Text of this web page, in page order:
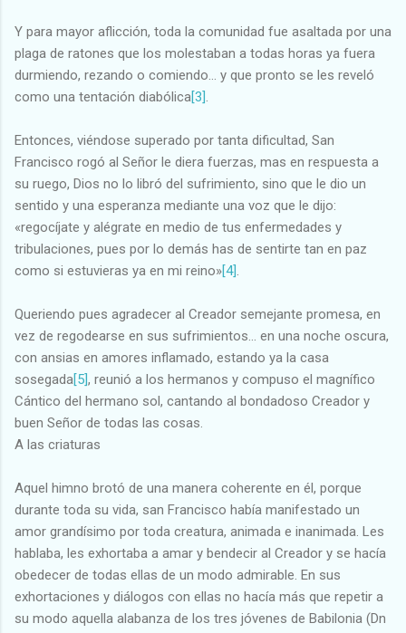
Y para mayor aflicción, toda la comunidad fue asaltada por una
plaga de ratones que los molestaban a todas horas ya fuera
durmiendo, rezando o comiendo… y que pronto se les reveló
como una tentación diabólica[3]
Entonces, viéndose superado por tanta dificultad, San
Francisco rogó al Señor le diera fuerzas, mas en respuesta a
su ruego, Dios no lo libró del sufrimiento, sino que le dio un
sentido y una esperanza mediante una voz que le dijo:
«regocíjate y alégrate en medio de tus enfermedades y
tribulaciones, pues por lo demás has de sentirte tan en paz
como si estuvieras ya en mi reino»[4]
Queriendo pues agradecer al Creador semejante promesa, en
vez de regodearse en sus sufrimientos... en una noche oscura,
con ansias en amores inflamado, estando ya la casa
sosegada[5], reunió a los hermanos y compuso el magnífico
Cántico del hermano sol, cantando al bondadoso Creador y
buen Señor de todas las cosas.
A las criaturas
Aquel himno brotó de una manera coherente en él, porque
durante toda su vida, san Francisco había manifestado un
amor grandísimo por toda creatura, animada e inanimada. Les
hablaba, les exhortaba a amar y bendecir al Creador y se hacía
obedecer de todas ellas de un modo admirable. En sus
exhortaciones y diálogos con ellas no hacía más que repetir a
su modo aquella alabanza de los tres jóvenes de Babilonia (Dn